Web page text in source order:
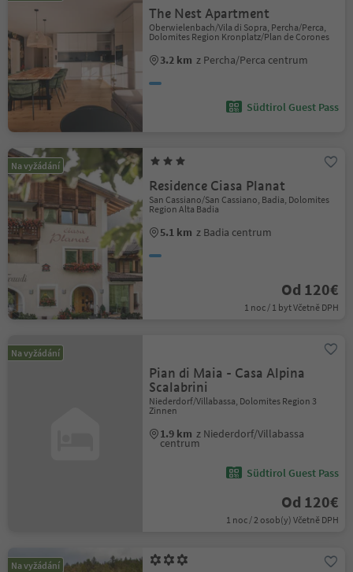
The Nest Apartment
Oberwielenbach/Vila di Sopra, Percha/Perca,
Dolomites Region Kronplatz/Plan de Corones
3.2 km z Percha/Perca centrum
Südtirol Guest Pass
Na vyžádání
Residence Ciasa Planat
San Cassiano/San Cassiano, Badia, Dolomites
Region Alta Badia
5.1 km z Badia centrum
Od 120€
1 noc / 1 byt Včetně DPH
Na vyžádání
Pian di Maia - Casa Alpina
Scalabrini
Niederdorf/Villabassa, Dolomites Region 3
Zinnen
1.9 km z Niederdorf/Villabassa
centrum
Südtirol Guest Pass
Od 120€
1 noc / 2 osob(y) Včetně DPH
Na vyžádání